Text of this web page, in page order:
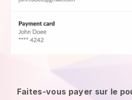
Faites-vous payer sur le